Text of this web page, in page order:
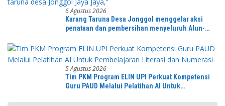
6 Agustus 2026
Karang Taruna Desa Jonggol menggelar aksi
penataan dan pembersihan menyeluruh Alun-
kepemudaan yang bersinergi bersama sama
“,karang taruna desa Jonggol Jaya Jaya,”
5 Agustus 2026
Tim PKM Program ELIN UPI Perkuat Kompetensi
Guru PAUD Melalui Pelatihan AI Untuk